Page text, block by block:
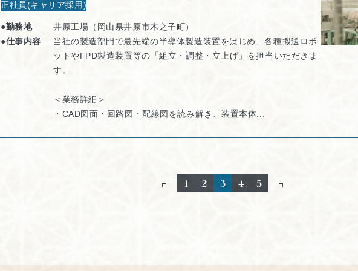
正社員(キャリア採用)
●勤務地
井原工場（岡山県井原市木之子町）
●仕事内容
当社の製造部門で最先端の半導体製造装置をはじめ、各種搬送ロボ
ットやFPD製造装置等の「組立・調整・立上げ」を担当いただきま
す。
＜業務詳細＞
・CAD図面・回路図・配線図を読み解き、装置本体...
1 2 3 4 5